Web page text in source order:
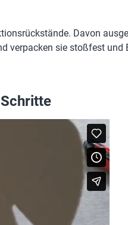
Davon
verpacken sie stoßfest und